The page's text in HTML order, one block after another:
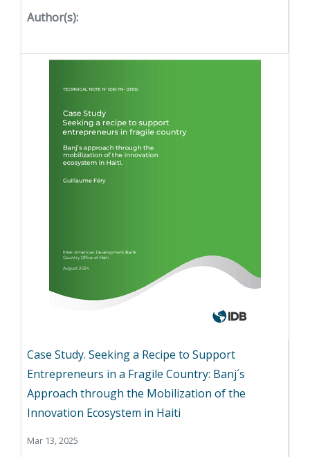
Author(s):
Case Study. Seeking a Recipe to Support
Entrepreneurs in a Fragile Country: Banj´s
Approach through the Mobilization of the
Innovation Ecosystem in Haiti
Mar 13, 2025